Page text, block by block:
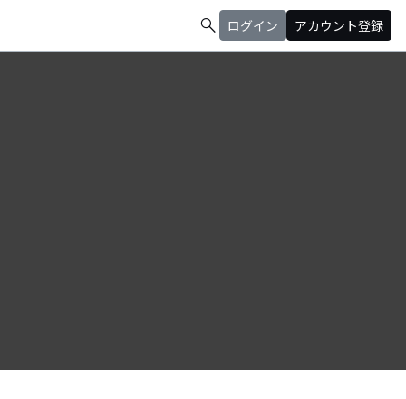
search ログイン アカウント登録